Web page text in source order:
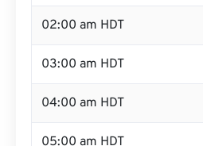
02:00 am HDT
03:00 am HDT
04:00 am HDT
05:00 am HDT